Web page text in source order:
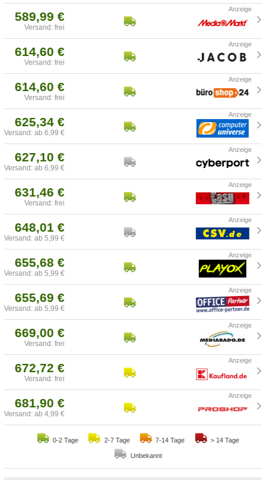
589,99 €
Versand: frei
614,60 €
Versand: frei
614,60 €
Versand: frei
625,34 €
Versand: ab 6,99 €
627,10 €
Versand: ab 6,99 €
631,46 €
Versand: frei
648,01 €
Versand: ab 5,99 €
655,68 €
Versand: ab 5,99 €
655,69 €
Versand: ab 5,99 €
669,00 €
Versand: frei
672,72 €
Versand: frei
681,90 €
Versand: ab 4,99 €
0-2 Tage 2-7 Tage 7-14 Tage > 14 Tage
Unbekannt